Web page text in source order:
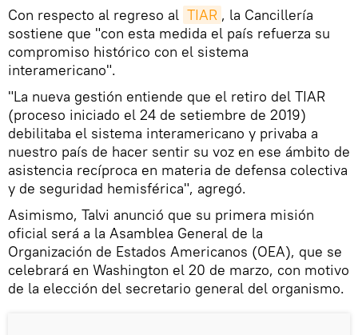
Con respecto al regreso al TIAR , la Cancillería
sostiene que "con esta medida el país refuerza su
compromiso histórico con el sistema
interamericano".
"La nueva gestión entiende que el retiro del TIAR
(proceso iniciado el 24 de setiembre de 2019)
debilitaba el sistema interamericano y privaba a
nuestro país de hacer sentir su voz en ese ámbito de
asistencia recíproca en materia de defensa colectiva
y de seguridad hemisférica", agregó.
Asimismo, Talvi anunció que su primera misión
oficial será a la Asamblea General de la
Organización de Estados Americanos (OEA), que se
celebrará en Washington el 20 de marzo, con motivo
de la elección del secretario general del organismo.